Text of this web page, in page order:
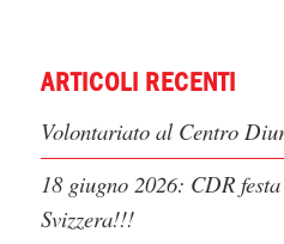
ARTICOLI RECENTI
Volontariato al Centro
18 giugno 2026: CDR
Svizzera!!!